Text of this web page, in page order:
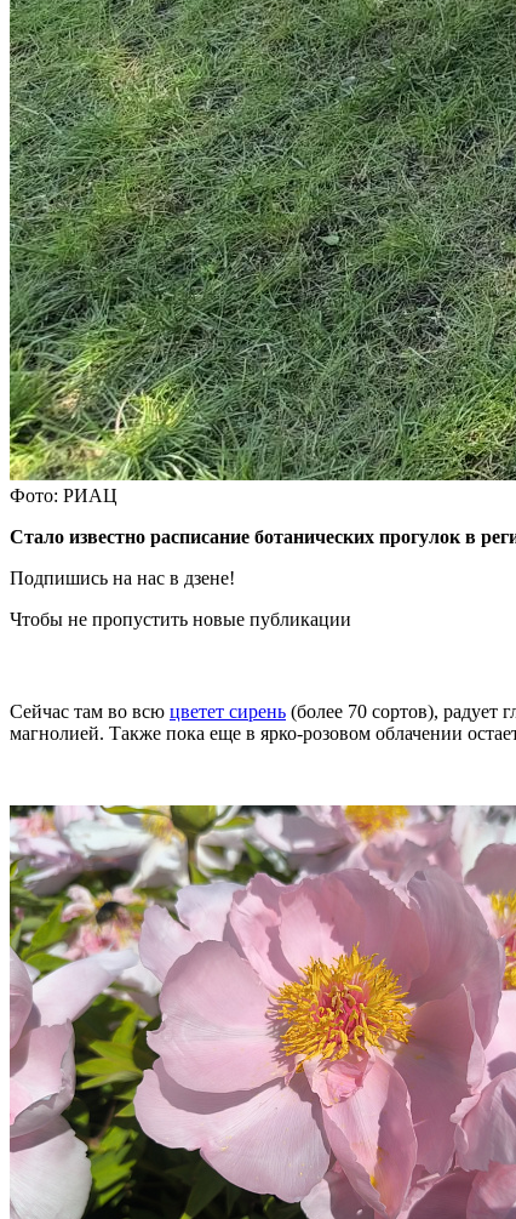
Фото: РИАЦ
Стало известно расписание ботанических прогулок в
Подпишись на нас в дзене!
Чтобы не пропустить новые публикации
Сейчас там во всю цветет сирень (более 70 сортов),
магнолией. Также пока еще в ярко-розовом облачении